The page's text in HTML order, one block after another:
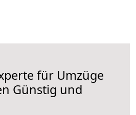
für Umzüge
Günstig und